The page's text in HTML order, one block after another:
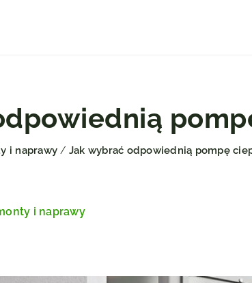
i naprawy / Jak wybrać odpowiednią pompę
i naprawy